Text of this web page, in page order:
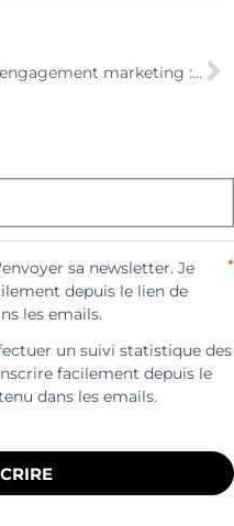
L’engagement marketing : les 5 formes d’interaction possibles entre un internaute et une marque
sa newsletter. Je
depuis le lien de
les emails.
*
un suivi statistique des
facilement depuis le
dans les emails.